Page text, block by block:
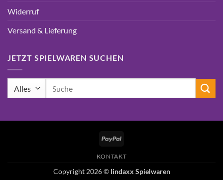
Widerruf
Versand & Lieferung
JETZT SPIELWAREN SUCHEN
PayPal
KONTAKT
Copyright 2026 © lindaxx Spielwaren